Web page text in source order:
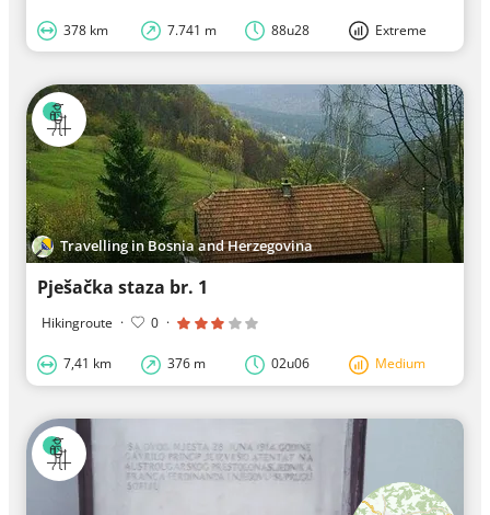
378 km 7.741 m 88u28 Extreme
Travelling in Bosnia and Herzegovina
Pješačka staza br. 1
Hikingroute · 0 ·
7,41 km 376 m 02u06 Medium